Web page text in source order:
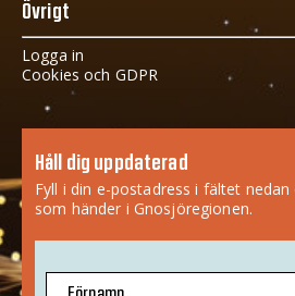
Övrigt
Logga in
Cookies och GDPR
Håll dig uppdaterad
Fyll i din e-postadress i fältet
som händer i Gnosjöregionen.